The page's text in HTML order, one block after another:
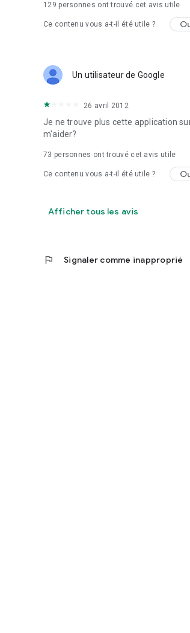
129 personnes ont trouvé cet avis utile
Ce contenu vous a-t-il été utile ?
Un utilisateur de Google
26 avril 2012
Je ne trouve plus cette application
m'aider?
73 personnes ont trouvé cet avis utile
Ce contenu vous a-t-il été utile ?
Afficher tous les avis
flag Signaler comme inapproprié